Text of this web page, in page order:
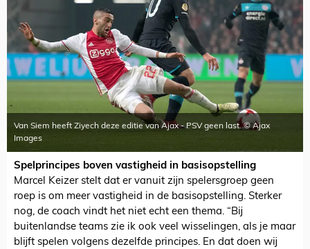
Van Siem heeft Ziyech deze editie van Ajax - PSV geen last. © Ajax
Images
Spelprincipes boven vastigheid in basisopstelling
Marcel Keizer stelt dat er vanuit zijn spelersgroep geen
roep is om meer vastigheid in de basisopstelling. Sterker
nog, de coach vindt het niet echt een thema. “Bij
buitenlandse teams zie ik ook veel wisselingen, als je maar
blijft spelen volgens dezelfde principes. En dat doen wij